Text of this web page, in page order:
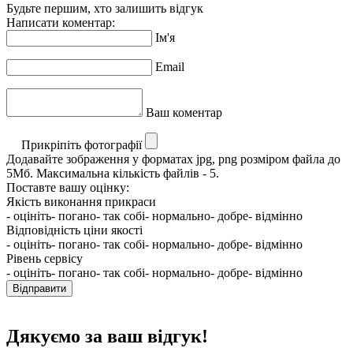
Будьте першим, хто залишить відгук
Написати коментар:
Ім'я
Email
Ваш коментар
Прикріпіть фотографії
Додавайте зображення у форматах jpg, png розміром файла до
5Мб. Максимальна кількість файлів - 5.
Поставте вашу оцінку:
Якість виконання прикраси
- оцініть- погано- так собі- нормально- добре- відмінно
Відповідність ціни якості
- оцініть- погано- так собі- нормально- добре- відмінно
Рівень сервісу
- оцініть- погано- так собі- нормально- добре- відмінно
Відправити
Дякуємо за ваш відгук!